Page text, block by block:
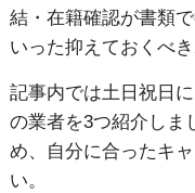
結・在籍確認が書類
いった抑えておくべ
記事内では土日祝日
の業者を3つ紹介しま
め、自分に合ったキ
い。